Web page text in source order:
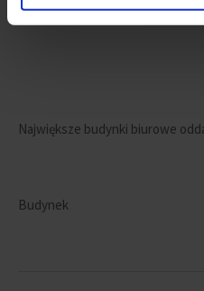
Największe budynki biurowe
Budynek